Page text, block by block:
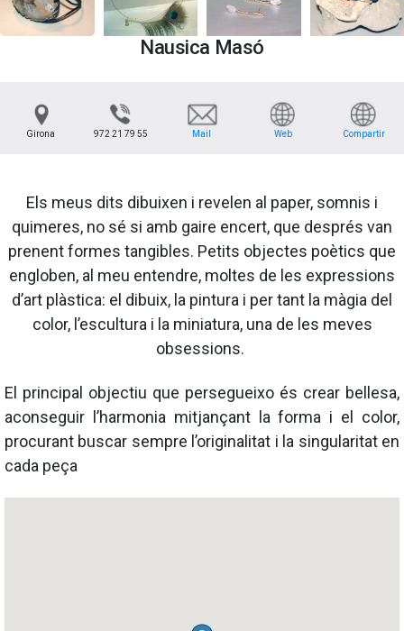
Nausica Masó
Girona 972 21 79 55 Mail Web Compartir
Els meus dits dibuixen i revelen al paper, somnis i
quimeres, no sé si amb gaire encert, que després van
prenent formes tangibles. Petits objectes poètics que
engloben, al meu entendre, moltes de les expressions
d’art plàstica: el dibuix, la pintura i per tant la màgia del
color, l’escultura i la miniatura, una de les meves
obsessions.
El principal objectiu que persegueixo és crear bellesa,
aconseguir l’harmonia mitjançant la forma i el color,
procurant buscar sempre l’originalitat i la singularitat en
cada peça